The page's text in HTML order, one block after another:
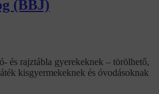
(BBJ)
és rajztábla gyerekeknek – törölhető,
kisgyermekeknek és óvodásoknak